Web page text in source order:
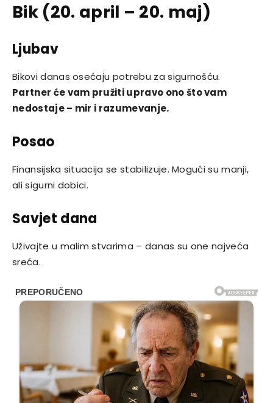
Bik (20. april – 20. maj)
Ljubav
Bikovi danas osećaju potrebu za sigurnošću.
Partner će vam pružiti upravo ono što vam
nedostaje – mir i razumevanje.
Posao
Finansijska situacija se stabilizuje. Mogući su manji,
ali sigurni dobici.
Savjet dana
Uživajte u malim stvarima – danas su one najveća
sreća.